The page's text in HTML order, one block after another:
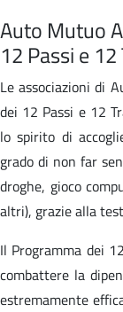
Auto Mutuo
12 Passi e
Le associazioni di
dei 12 Passi e 12
lo spirito di
grado di non far
droghe, gioco
altri), grazie alla
Il Programma dei
combattere la
estremamente